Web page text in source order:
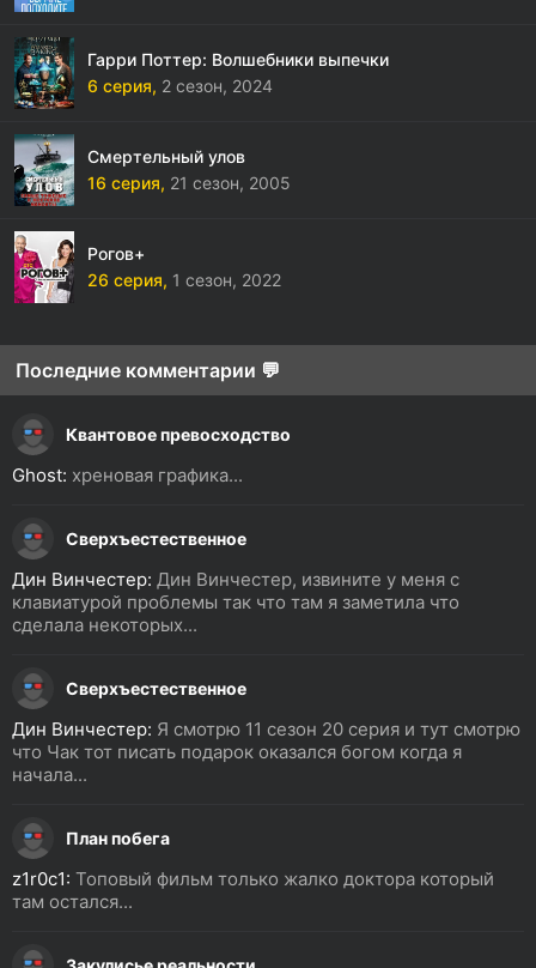
Гарри Поттер: Волшебники выпечки
6 серия, 2 сезон, 2024
Смертельный улов
16 серия, 21 сезон, 2005
Рогов+
26 серия, 1 сезон, 2022
Последние комментарии 💬
Квантовое превосходство
Ghost: хреновая графика...
Сверхъестественное
Дин Винчестер: Дин Винчестер, извините у меня с
клавиатурой проблемы так что там я заметила что
сделала некоторых...
Сверхъестественное
Дин Винчестер: Я смотрю 11 сезон 20 серия и тут смотрю
что Чак тот писать подарок оказался богом когда я
начала...
План побега
z1r0c1: Топовый фильм только жалко доктора который
там остался...